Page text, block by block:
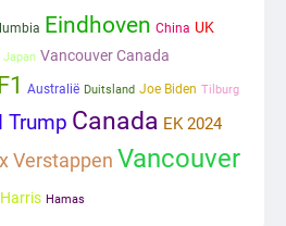
veranderingen op komst
Eindhoven China UK
Japan Vancouver Canada
F1 Australië Duitsland Joe Biden Tilburg
Trump Canada EK 2024
Verstappen Vancouver
Hamas